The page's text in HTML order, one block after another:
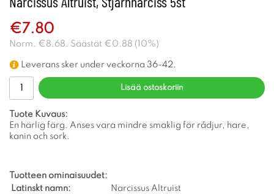
€7.80
Norm. €8.68 . Säästät €0.88 ( 10%)
Leverans sker under veckorna 36-42.
Lisää ostoskoriin
Tuote Kuvaus:
En härlig färg. Anses vara mindre smaklig för rådjur, hare,
kanin och sork.
Tuotteen ominaisuudet:
Latinskt namn:
Narcissus Altruist